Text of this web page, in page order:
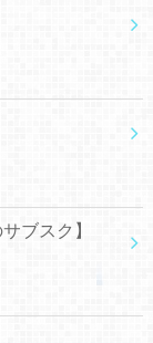
ブスク】